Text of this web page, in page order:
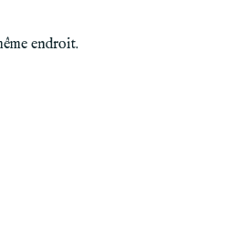
endroit.